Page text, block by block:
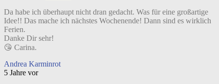
Da habe ich überhaupt nicht dran gedacht. Was für eine großartige
Idee!! Das mache ich nächstes Wochenende! Dann sind es wirklich
Ferien.
Danke Dir sehr!
😘 Carina.
Andrea Karminrot
5 Jahre vor